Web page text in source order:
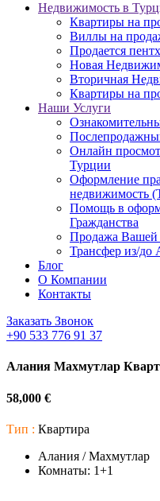
Недвижимость в
Квартиры на
Виллы на
Продается
Новая
Вторичная
Квартиры на
Наши Услуги
Онлайн
Турции
Оформление
недвижимость
Помощь в
Гражданства
Продажа Вашей
Трансфер из/до
Блог
О Компании
Контакты
Заказать Звонок
+90 533 776 91 37
Алания Махмутлар
58,000 €
Тип : Квартира
Алания / Махмутлар
Комнаты: 1+1